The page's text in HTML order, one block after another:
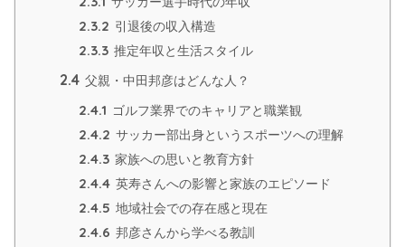
2.3.2 引退後の収入構造
2.3.3 推定年収と生活スタイル
2.4 父親・中田邦彦はどんな人？
2.4.1 ゴルフ業界でのキャリアと職業観
2.4.2 サッカー部出身というスポーツへの理解
2.4.3 家族への思いと教育方針
2.4.4 英寿さんへの影響と家族のエピソード
2.4.5 地域社会での存在感と現在
2.4.6 邦彦さんから学べる教訓